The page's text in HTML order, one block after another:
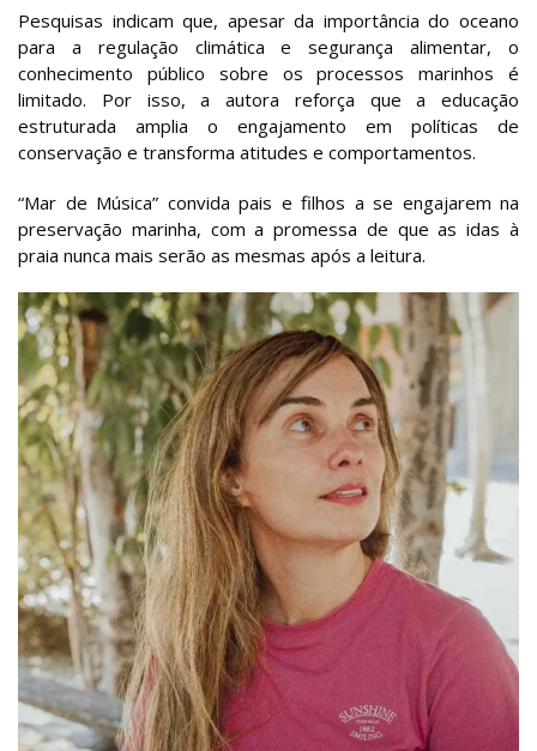
Pesquisas indicam que, apesar da importância do oceano
para a regulação climática e segurança alimentar, o
conhecimento público sobre os processos marinhos é
limitado. Por isso, a autora reforça que a educação
estruturada amplia o engajamento em políticas de
conservação e transforma atitudes e comportamentos.
“Mar de Música” convida pais e filhos a se engajarem na
preservação marinha, com a promessa de que as idas à
praia nunca mais serão as mesmas após a leitura.